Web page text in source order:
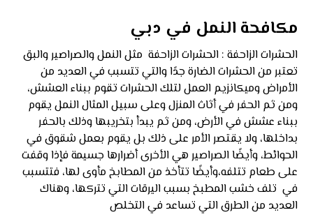
مكافحة النمل في دبي
الحشرات الزاحفة : الحشرات الزاحفة مثل النمل والصراصير والبق
تعتبر من الحشرات الضارة جدًا والتي تتسبب في العديد من
الأمراض وميكانزيم العمل لتلك الحشرات تقوم ببناء العشش،
ومن ثم الحفر في أثاث المنزل وعلى سبيل المثال النمل يقوم
ببناء عشش في الأرض، ومن ثم يبدأ بتخريبها وذلك بالحفر
بداخلها، ولا يقتصر الأمر على ذلك بل يقوم بعمل شقوق في
الحوائط، وأيضًا الصراصير هي الأخرى أضرارها جسيمة فإذا وقفت
على طعام تتلفه،وأيضًا تتأخذ من المطابخ مأوى لها، فتتسبب
في تلف خشب المطبخ بسبب اليرقات التي تتركها، وهناك
العديد من الطرق التي تساعد في التخلص